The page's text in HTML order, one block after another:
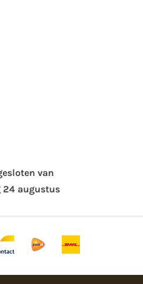
van
24 augustus